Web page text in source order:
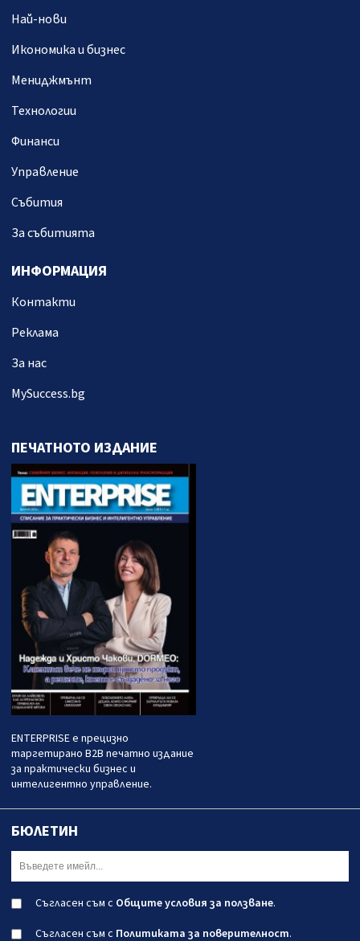
Най-нови
Икономика и бизнес
Мениджмънт
Технологии
Финанси
Управление
Събития
За събитията
ИНФОРМАЦИЯ
Контакти
Реклама
За нас
MySuccess.bg
ПЕЧАТНОТО ИЗДАНИЕ
ENTERPRISE е прецизно
таргетирано B2B печатно издание
за практически бизнес и
интелигентно управление.
БЮЛЕТИН
Съгласен съм с Общите условия за ползване.
Съгласен съм с Политиката за поверителност.